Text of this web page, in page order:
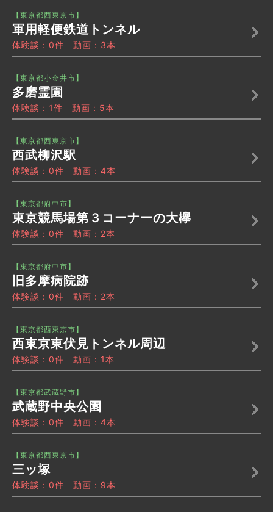
【東京都西東京市】
軍用軽便鉄道トンネル
体験談：0件 動画：3本
【東京都小金井市】
多磨霊園
体験談：1件 動画：5本
【東京都西東京市】
西武柳沢駅
体験談：0件 動画：4本
【東京都府中市】
東京競馬場第３コーナーの大欅
体験談：0件 動画：2本
【東京都府中市】
旧多摩病院跡
体験談：0件 動画：2本
【東京都西東京市】
西東京東伏見トンネル周辺
体験談：0件 動画：1本
【東京都武蔵野市】
武蔵野中央公園
体験談：0件 動画：4本
【東京都西東京市】
三ッ塚
体験談：0件 動画：9本